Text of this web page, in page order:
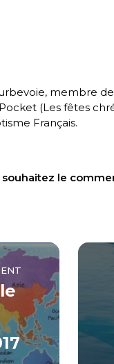
membre
(Les fêtes
Français.
souhaitez le